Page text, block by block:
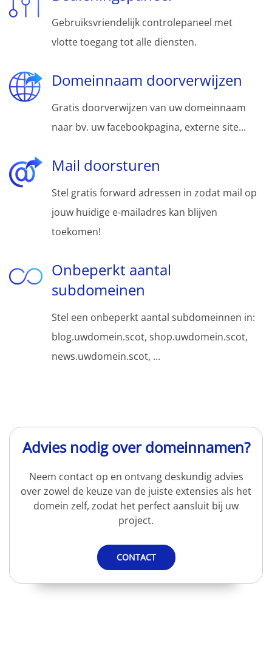
Gebruiksvriendelijk controlepaneel met
vlotte toegang tot alle diensten.
Domeinnaam doorverwijzen
Gratis doorverwijzen van uw domeinnaam
naar bv. uw facebookpagina, externe site...
Mail doorsturen
Stel gratis forward adressen in zodat mail op
jouw huidige e-mailadres kan blijven
toekomen!
Onbeperkt aantal
subdomeinen
Stel een onbeperkt aantal subdomeinnen in:
blog.uwdomein.scot, shop.uwdomein.scot,
news.uwdomein.scot, ...
Advies nodig over domeinnamen?
Neem contact op en ontvang deskundig advies
over zowel de keuze van de juiste extensies als het
domein zelf, zodat het perfect aansluit bij uw
project.
CONTACT